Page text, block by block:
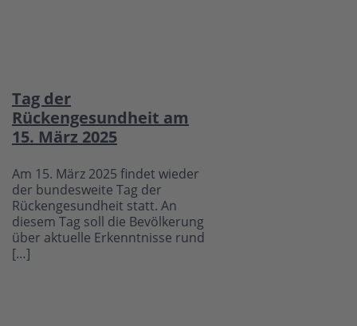
Tag der
Rückengesundheit am
15. März 2025
Am 15. März 2025 findet wieder
der bundesweite Tag der
Rückengesundheit statt. An
diesem Tag soll die Bevölkerung
über aktuelle Erkenntnisse rund
[…]